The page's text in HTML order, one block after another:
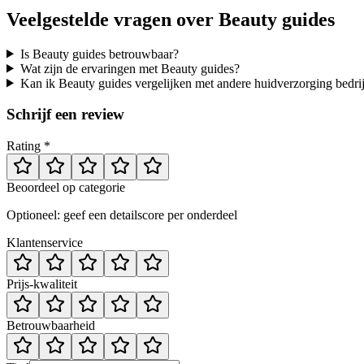
Veelgestelde vragen over Beauty guides
Is Beauty guides betrouwbaar?
Wat zijn de ervaringen met Beauty guides?
Kan ik Beauty guides vergelijken met andere huidverzorging
Schrijf een review
Rating *
Beoordeel op categorie
Optioneel: geef een detailscore per onderdeel
Klantenservice
Prijs-kwaliteit
Betrouwbaarheid